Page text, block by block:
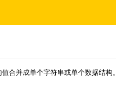
合并成单个字符串或单个数据结构。